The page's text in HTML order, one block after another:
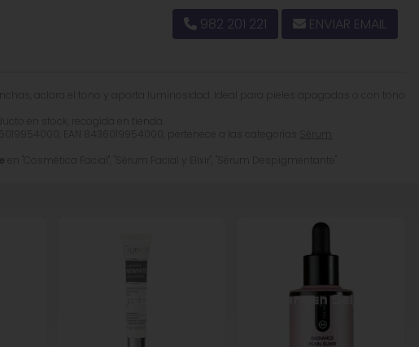
corresponde a la que aparece en el envase del producto.
982 201 221 ENVIAR EMAIL